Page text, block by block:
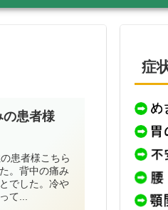
の患者様
患者様こちら
。背中の痛み
でした。冷や
て...
症